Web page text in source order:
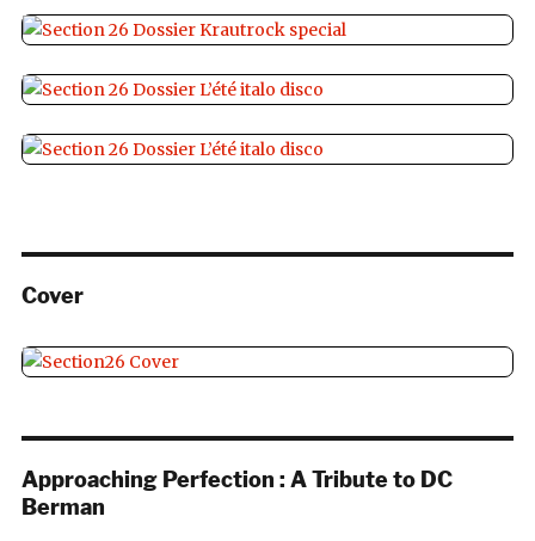
Cover
Approaching Perfection : A Tribute to DC
Berman